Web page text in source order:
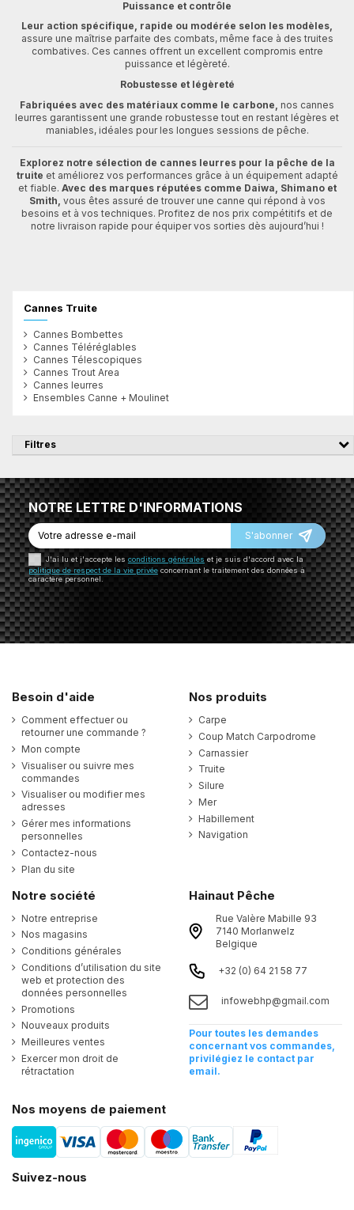
Puissance et contrôle
Leur action spécifique, rapide ou modérée selon les modèles,
assure une maîtrise parfaite des combats, même face à des truites
combatives. Ces cannes offrent un excellent compromis entre
puissance et légèreté.
Robustesse et légèreté
Fabriquées avec des matériaux comme le carbone, nos cannes
leurres garantissent une grande robustesse tout en restant légères et
maniables, idéales pour les longues sessions de pêche.
Explorez notre sélection de cannes leurres pour la pêche de la
truite et améliorez vos performances grâce à un équipement adapté
et fiable. Avec des marques réputées comme Daiwa, Shimano et
Smith, vous êtes assuré de trouver une canne qui répond à vos
besoins et à vos techniques. Profitez de nos prix compétitifs et de
notre livraison rapide pour équiper vos sorties dès aujourd’hui !
Cannes Truite
Cannes Bombettes
Cannes Téléréglables
Cannes Télescopiques
Cannes Trout Area
Cannes leurres
Ensembles Canne + Moulinet
Filtres
NOTRE LETTRE D'INFORMATIONS
S'abonner
J'ai lu et j'accepte les conditions générales et je suis d'accord avec la
politique de respect de la vie privéeconcernant le traitement des données à
caractère personnel.
Besoin d'aide
Comment effectuer ou
retourner une commande ?
Mon compte
Visualiser ou suivre mes
commandes
Visualiser ou modifier mes
adresses
Gérer mes informations
personnelles
Contactez-nous
Plan du site
Nos produits
Carpe
Coup Match Carpodrome
Carnassier
Truite
Silure
Mer
Habillement
Navigation
Notre société
Notre entreprise
Nos magasins
Conditions générales
Conditions d’utilisation du site
web et protection des
données personnelles
Promotions
Nouveaux produits
Meilleures ventes
Exercer mon droit de
rétractation
Hainaut Pêche
Rue Valère Mabille 93
7140 Morlanwelz
Belgique
+32 (0) 64 21 58 77
infowebhp@gmail.com
Pour toutes les demandes
concernant vos commandes,
privilégiez le contact par
email.
Nos moyens de paiement
Suivez-nous